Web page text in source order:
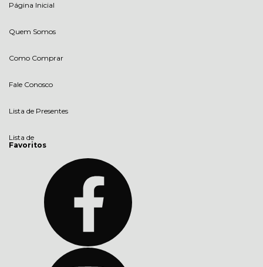
Página Inicial
Quem Somos
Como Comprar
Fale Conosco
Lista de Presentes
Lista de
Favoritos